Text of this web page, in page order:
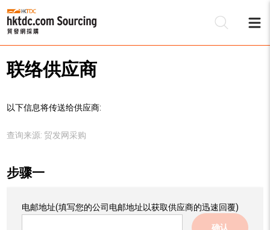
联络供应商
以下信息将传送给供应商:
查询来源: 贸发网采购
步骤一
电邮地址(填写您的公司电邮地址以获取供应商的迅速回覆)
确认